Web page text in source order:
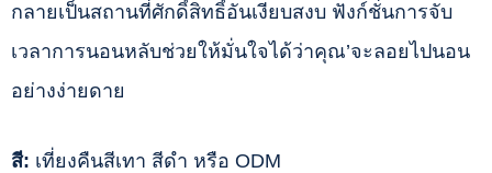
กลายเป็นสถานที่ศักดิ์สิทธิ์อันเงียบสงบ ฟังก์ชั่นการจับ
เวลาการนอนหลับช่วยให้มั่นใจได้ว่าคุณ’จะลอยไปนอน
อย่างง่ายดาย
สี: เที่ยงคืนสีเทา สีดำ หรือ ODM